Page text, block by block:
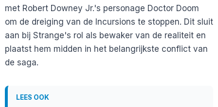
met Robert Downey Jr.'s personage Doctor Doom
om de dreiging van de Incursions te stoppen. Dit sluit
aan bij Strange's rol als bewaker van de realiteit en
plaatst hem midden in het belangrijkste conflict van
de saga.
LEES OOK